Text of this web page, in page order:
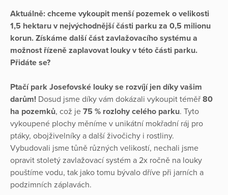
Aktuálně: chceme vykoupit menší pozemek o velikosti
1,5 hektaru v nejvýchodnější části parku za 0,5 milionu
korun. Získáme další část zavlažovacího systému a
možnost řízeně zaplavovat louky v této části parku.
Přidáte se?
Ptačí park Josefovské louky se rozvíjí jen díky vašim
darům! Dosud jsme díky vám dokázali vykoupit téměř 80
ha pozemků, což je 75 % rozlohy celého parku. Tyto
vykoupené plochy měníme v unikátní mokřadní ráj pro
ptáky, obojživelníky a další živočichy i rostliny.
Vybudovali jsme tůně různých velikostí, nechali jsme
opravit stoletý zavlažovací systém a 2x ročně na louky
pouštíme vodu, tak jako tomu bývalo dříve při jarních a
podzimních záplavách.